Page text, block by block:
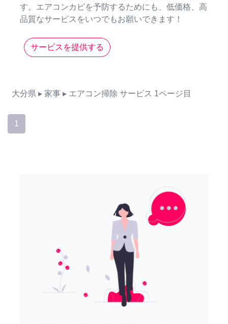
す。エアコンカビを予防するためにも、低価格、高
品質なサービスをいつでもお願いできます！
サービスを提供する
大分県 ▸ 家事 ▸ エアコン掃除 サービス 1ページ目
1